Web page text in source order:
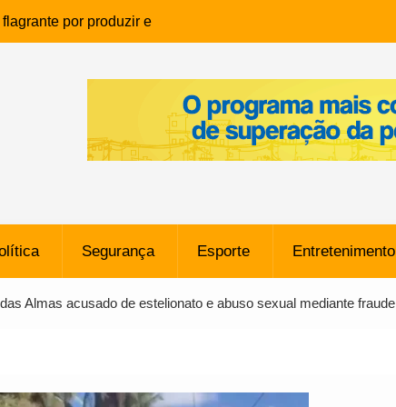
por produzir e
infantil em Eunápolis
morreu após ataque
sem restrições e pode
o Vasco
SpaceX Colide com a Lua
Metros, Afirma a Nasa
Segurança Esporte Entretenimento
Almas acusado de estelionato e abuso sexual mediante fraude